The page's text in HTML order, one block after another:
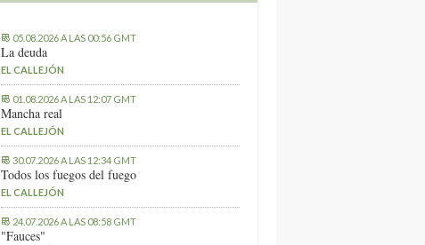
05.08.2026 A LAS 00:56 GMT
La deuda
EL CALLEJÓN
01.08.2026 A LAS 12:07 GMT
Mancha real
EL CALLEJÓN
30.07.2026 A LAS 12:34 GMT
Todos los fuegos del fuego
EL CALLEJÓN
24.07.2026 A LAS 08:58 GMT
"Fauces"